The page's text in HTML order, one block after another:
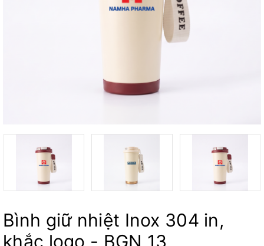
Bình giữ nhiệt Inox 304 in,
khắc logo - BGN 13